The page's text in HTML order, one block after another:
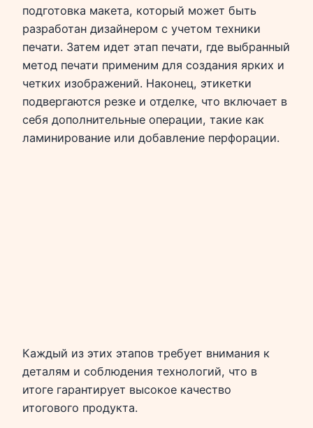
подготовка макета, который может быть
разработан дизайнером с учетом техники
печати. Затем идет этап печати, где выбранный
метод печати применим для создания ярких и
четких изображений. Наконец, этикетки
подвергаются резке и отделке, что включает в
себя дополнительные операции, такие как
ламинирование или добавление перфорации.
Каждый из этих этапов требует внимания к
деталям и соблюдения технологий, что в
итоге гарантирует высокое качество
итогового продукта.